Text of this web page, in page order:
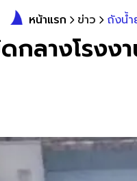
หน้าแรก ข่าว ถังน้
ดกลางโร